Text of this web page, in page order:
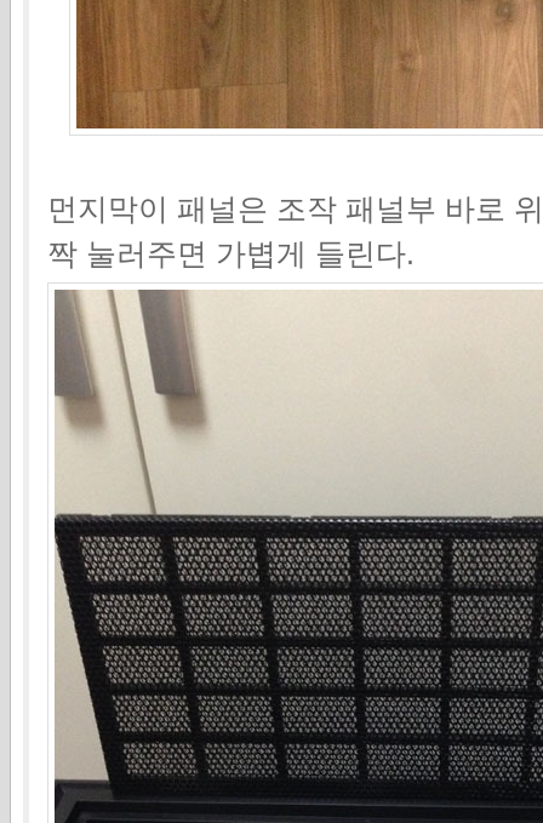
먼지막이 패널은 조작 패널부 바로
짝 눌러주면 가볍게 들린다.